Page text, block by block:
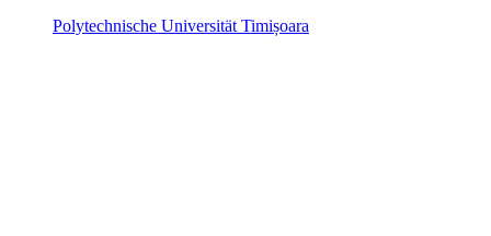
Polytechnische Universität Timișoara